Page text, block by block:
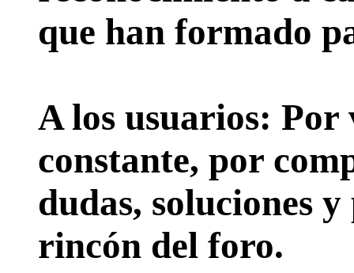
que han formado
A los usuarios: Por
constante, por
dudas, soluciones
rincón del foro.